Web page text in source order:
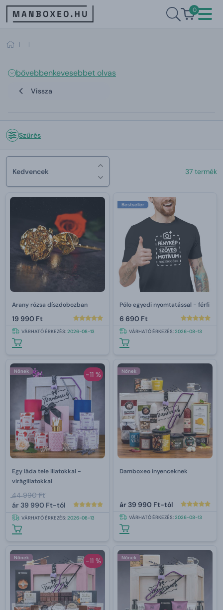
0
| |
bővebbenkevesebbet olvas
Vissza
Szűrés
Kedvencek 37 termék
Arany rózsa díszdobozban
19 990 Ft
VÁRHATÓ ÉRKEZÉS:2026-08-13
Bestseller
Pólo egyedi nyomtatással - férfi
6 690 Ft
VÁRHATÓ ÉRKEZÉS:2026-08-13
-11 %
Nőnek
Egy láda tele illatokkal -
virágillatokkal
44 990 Ft
ár39 990 Ft-tól
VÁRHATÓ ÉRKEZÉS:2026-08-13
Nőnek
Damboxeo ínyenceknek
ár39 990 Ft-tól
VÁRHATÓ ÉRKEZÉS:2026-08-13
-11 %
Nőnek Nőnek